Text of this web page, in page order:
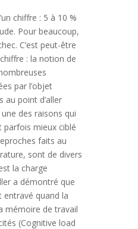
chiffre : 5 à 10 %
Pour beaucoup,
C’est peut-être
: la notion de
par l’objet
au point d’aller
une des raisons qui
parfois mieux ciblé
faits au
sont de divers
la charge
a démontré que
entravé quand la
mémoire de travail
(Cognitive load